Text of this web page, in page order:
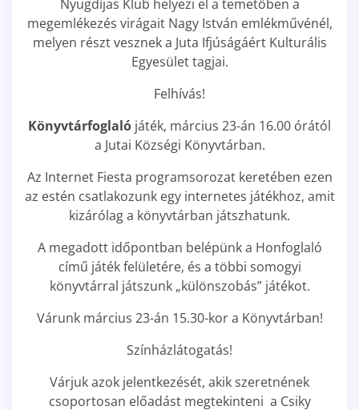
Nyugdíjas Klub helyezi el a temetőben a
megemlékezés virágait Nagy István emlékművénél,
melyen részt vesznek a Juta Ifjúságáért Kulturális
Egyesület tagjai.
Felhívás!
Könyvtárfoglaló játék, március 23-án 16.00 órától
a Jutai Községi Könyvtárban.
Az Internet Fiesta programsorozat keretében ezen
az estén csatlakozunk egy internetes játékhoz, amit
kizárólag a könyvtárban játszhatunk.
A megadott időpontban belépünk a Honfoglaló
című játék felületére, és a többi somogyi
könyvtárral játszunk „különszobás” játékot.
Várunk március 23-án 15.30-kor a Könyvtárban!
Színházlátogatás!
Várjuk azok jelentkezését, akik szeretnének
csoportosan előadást megtekinteni a Csiky